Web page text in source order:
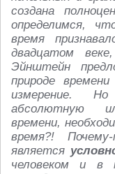
создана
определимся,
время
двадцатом
Эйнштейн
природе
измерение.
абсолютную
времени,
время?!
является
человеком и в